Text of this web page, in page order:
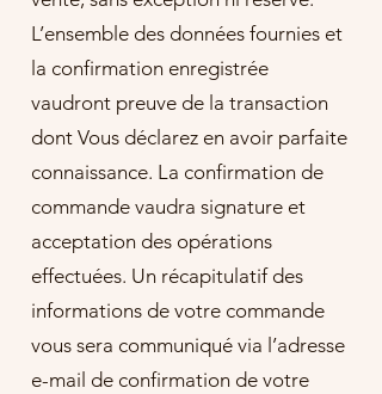
L’ensemble des données fournies et
la confirmation enregistrée
vaudront preuve de la transaction
dont Vous déclarez en avoir parfaite
connaissance. La confirmation de
commande vaudra signature et
acceptation des opérations
effectuées. Un récapitulatif des
informations de votre commande
vous sera communiqué via l’adresse
e-mail de confirmation de votre